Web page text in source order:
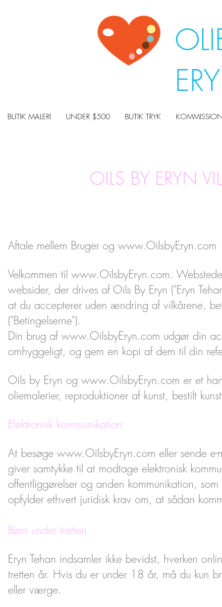
BUTIK MALERI UNDER $500 BUTIK TRYK
OILS BY ERYN
Aftale mellem Bruger og www.OilsbyEryn.com
Velkommen til www.OilsbyEryn.com.
websider, der drives af Oils By Eryn ("Eryn
at du accepterer uden ændring af vilkårene,
("Betingelserne").
Din brug af www.OilsbyEryn.com udgør din
omhyggeligt, og gem en kopi af dem til din
Oils by Eryn og www.OilsbyEryn.com er et
oliemalerier, reproduktioner af kunst, bestilt
Elektronisk kommunikation
At besøge www.OilsbyEryn.com eller sende
giver samtykke til at modtage elektronisk
offentliggørelser og anden kommunikation,
opfylder ethvert juridisk krav om, at sådan
Børn under tretten
Eryn Tehan indsamler ikke bevidst, hverken
tretten år. Hvis du er under 18 år, må du kun
eller værge.